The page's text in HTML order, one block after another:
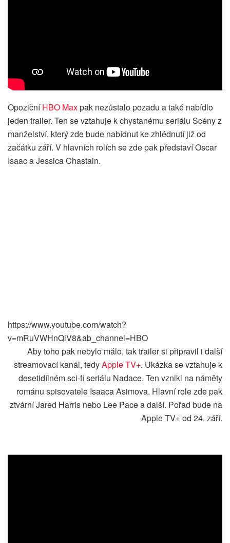
OpozičníHBO Maxpak nezůstalo pozadu a také nabídlo
jeden trailer. Ten se vztahuje k chystanému seriálu Scény z
manželství, který zde bude nabídnut ke zhlédnutí již od
začátku září. V hlavních rolích se zde pak představí Oscar
Isaac a Jessica Chastain.
https://www.youtube.com/watch?
v=mRuVWHnQlV8&ab_channel=HBO
Aby toho pak nebylo málo, tak trailer si připravil i další
streamovací kanál, tedyApple TV+. Ukázka se vztahuje k
desetidílném sci-fi seriálu Nadace. Ten vznikl na náměty
románu spisovatele Isaaca Asimova. Hlavní role zde pak
ztvární Jared Harris nebo Lee Pace a další. Pořad bude na
Apple TV+ od 24. září.